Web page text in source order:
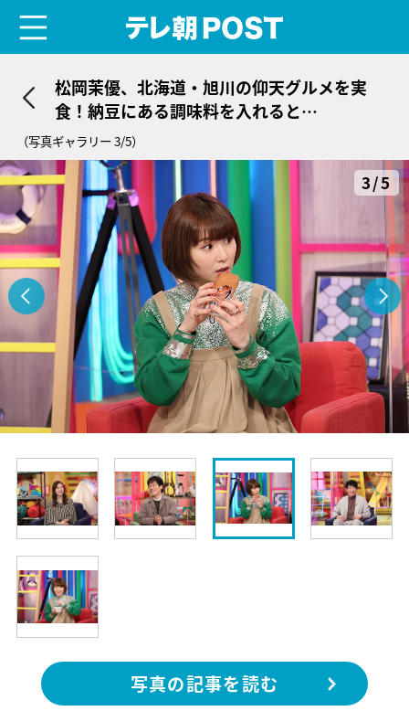
松岡茉優、北海道・旭川の仰天グルメを実
食！納豆にある調味料を入れると…
（写真ギャラリー 3/5）
3/5
写真の記事を読む